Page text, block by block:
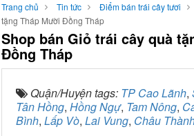
Trang chủ Tin tức Điểm bán trái cây tươi
tặng Tháp Mười Đồng Tháp
Shop bán Giỏ trái cây quà
Đồng Tháp
Quận/Huyện tags: TP Cao Lãnh,
Tân Hồng, Hồng Ngự, Tam Nông,
Bình, Lấp Vò, Lai Vung, Châu